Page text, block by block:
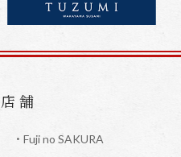
舗
・Fuji no SAKURA